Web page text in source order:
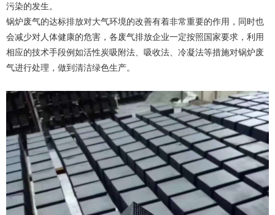
污染的发生。
锅炉废气的达标排放对大气环境的改善有着非常重要的作用，同时也
会减少对人体健康的危害，各废气排放企业一定按照国家要求，利用
相应的技术手段例如活性炭吸附法、吸收法、冷凝法等措施对锅炉废
气进行处理，做到清洁绿色生产。